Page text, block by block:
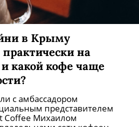
в Крыму
на
какой кофе чаще
с амбассадором
представителем
Coffee Михаилом